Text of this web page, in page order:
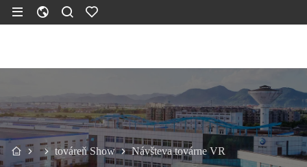
továreň Show Návšteva továrne VR